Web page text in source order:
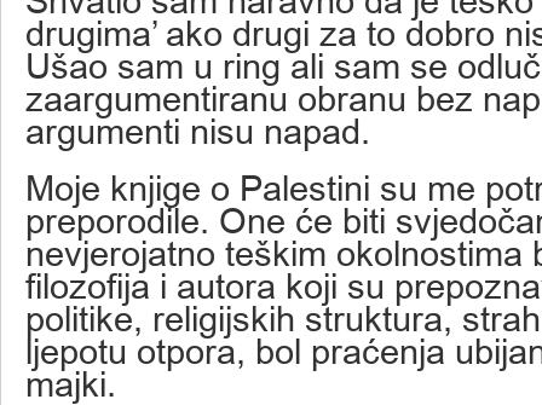
drugima’ ako drugi za to dobro
Ušao sam u ring ali sam se
zaargumentiranu obranu bez
argumenti nisu napad.
Moje knjige o Palestini su me
preporodile. One će biti
nevjerojatno teškim okolnostima
filozofija i autora koji su
politike, religijskih struktura,
ljepotu otpora, bol praćenja
majki.